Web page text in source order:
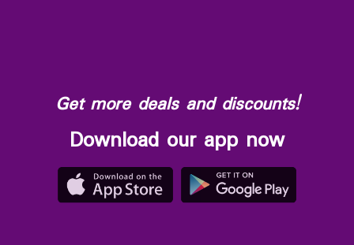
Get more deals and discounts!
Download our app now